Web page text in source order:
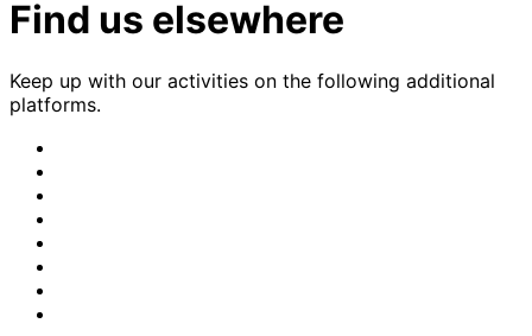
Find us elsewhere
Keep up with our activities on the following additional
platforms.